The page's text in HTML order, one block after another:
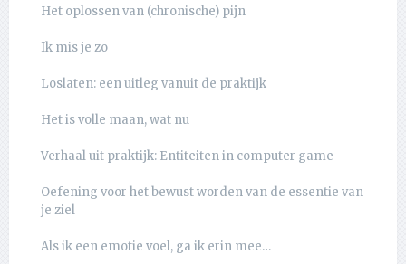
Het oplossen van (chronische) pijn
Ik mis je zo
Loslaten: een uitleg vanuit de praktijk
Het is volle maan, wat nu
Verhaal uit praktijk: Entiteiten in computer game
Oefening voor het bewust worden van de essentie van
je ziel
Als ik een emotie voel, ga ik erin mee…